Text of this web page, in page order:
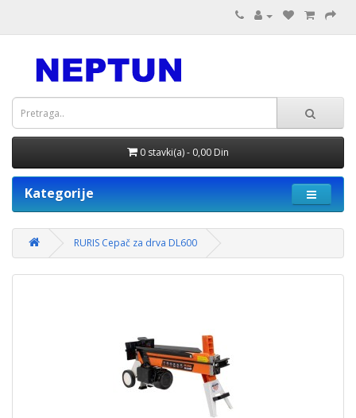
0 stavki(a) - 0,00 Din
Kategorije
RURIS Cepač za drva DL600